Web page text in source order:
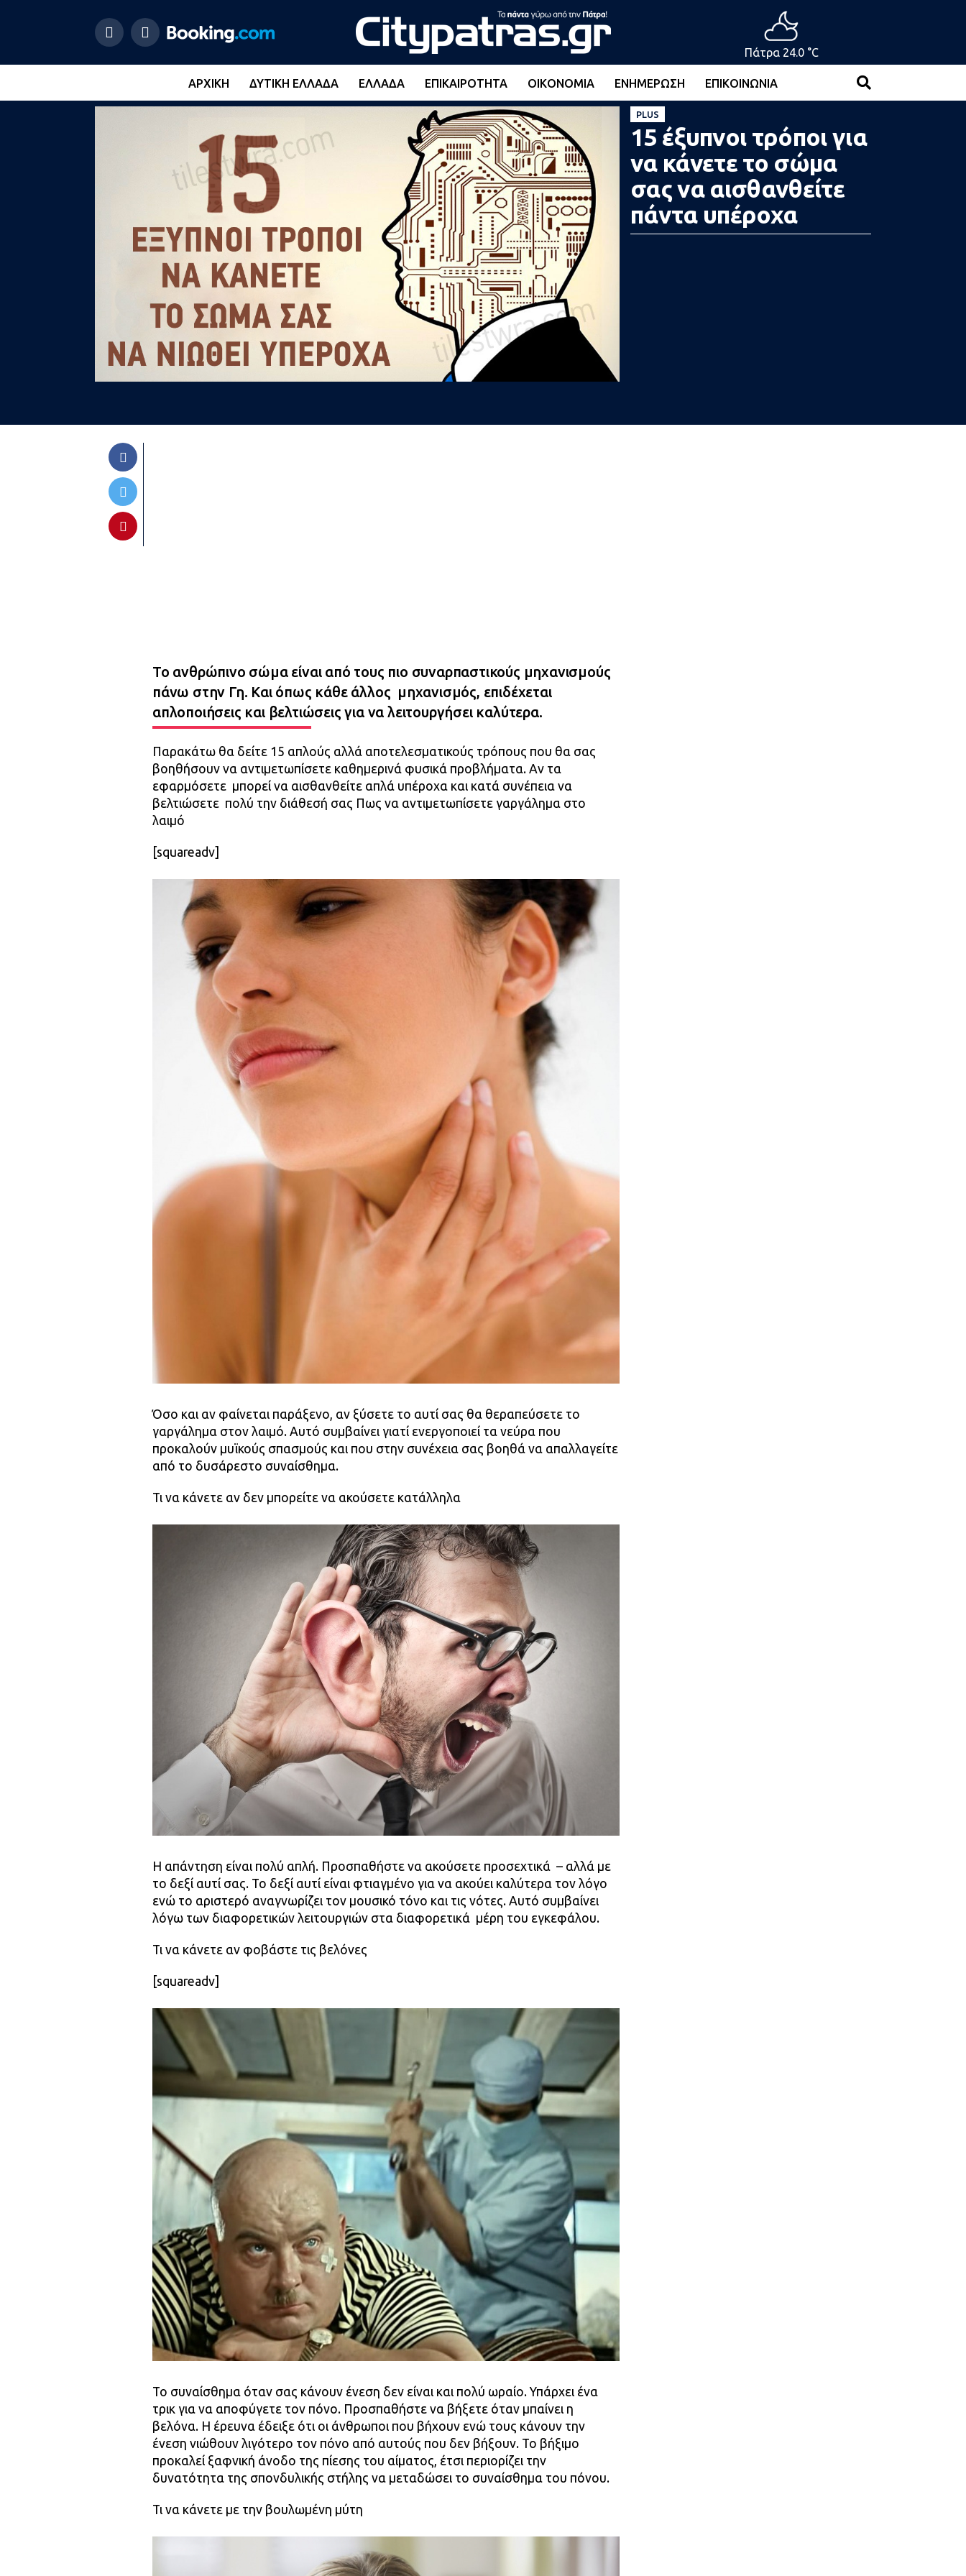
Πάτρα 24.0 °C
ΑΡΧΙΚΉ ΔΥΤΙΚΉ ΕΛΛΆΔΑ ΕΛΛΆΔΑ ΕΠΙΚΑΙΡΌΤΗΤΑ ΟΙΚΟΝΟΜΊΑ ΕΝΗΜΈΡΩΣΗ ΕΠΙΚΟΙΝΩΝΊΑ
PLUS
15 έξυπνοι τρόποι για
να κάνετε το σώμα
σας να αισθανθείτε
πάντα υπέροχα
Το ανθρώπινο σώμα είναι από τους πιο συναρπαστικούς μηχανισμούς
πάνω στην Γη. Και όπως κάθε άλλος μηχανισμός, επιδέχεται
απλοποιήσεις και βελτιώσεις για να λειτουργήσει καλύτερα.
Παρακάτω θα δείτε 15 απλούς αλλά αποτελεσματικούς τρόπους που θα σας
βοηθήσουν να αντιμετωπίσετε καθημερινά φυσικά προβλήματα. Αν τα
εφαρμόσετε μπορεί να αισθανθείτε απλά υπέροχα και κατά συνέπεια να
βελτιώσετε πολύ την διάθεσή σας Πως να αντιμετωπίσετε γαργάλημα στο
λαιμό
[squareadv]
Όσο και αν φαίνεται παράξενο, αν ξύσετε το αυτί σας θα θεραπεύσετε το
γαργάλημα στον λαιμό. Αυτό συμβαίνει γιατί ενεργοποιεί τα νεύρα που
προκαλούν μυϊκούς σπασμούς και που στην συνέχεια σας βοηθά να απαλλαγείτε
από το δυσάρεστο συναίσθημα.
Τι να κάνετε αν δεν μπορείτε να ακούσετε κατάλληλα
Η απάντηση είναι πολύ απλή. Προσπαθήστε να ακούσετε προσεχτικά – αλλά με
το δεξί αυτί σας. Το δεξί αυτί είναι φτιαγμένο για να ακούει καλύτερα τον λόγο
ενώ το αριστερό αναγνωρίζει τον μουσικό τόνο και τις νότες. Αυτό συμβαίνει
λόγω των διαφορετικών λειτουργιών στα διαφορετικά μέρη του εγκεφάλου.
Τι να κάνετε αν φοβάστε τις βελόνες
[squareadv]
Το συναίσθημα όταν σας κάνουν ένεση δεν είναι και πολύ ωραίο. Υπάρχει ένα
τρικ για να αποφύγετε τον πόνο. Προσπαθήστε να βήξετε όταν μπαίνει η
βελόνα. Η έρευνα έδειξε ότι οι άνθρωποι που βήχουν ενώ τους κάνουν την
ένεση νιώθουν λιγότερο τον πόνο από αυτούς που δεν βήξουν. Το βήξιμο
προκαλεί ξαφνική άνοδο της πίεσης του αίματος, έτσι περιορίζει την
δυνατότητα της σπονδυλικής στήλης να μεταδώσει το συναίσθημα του πόνου.
Τι να κάνετε με την βουλωμένη μύτη